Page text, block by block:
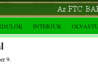
INTERJÚK
9.